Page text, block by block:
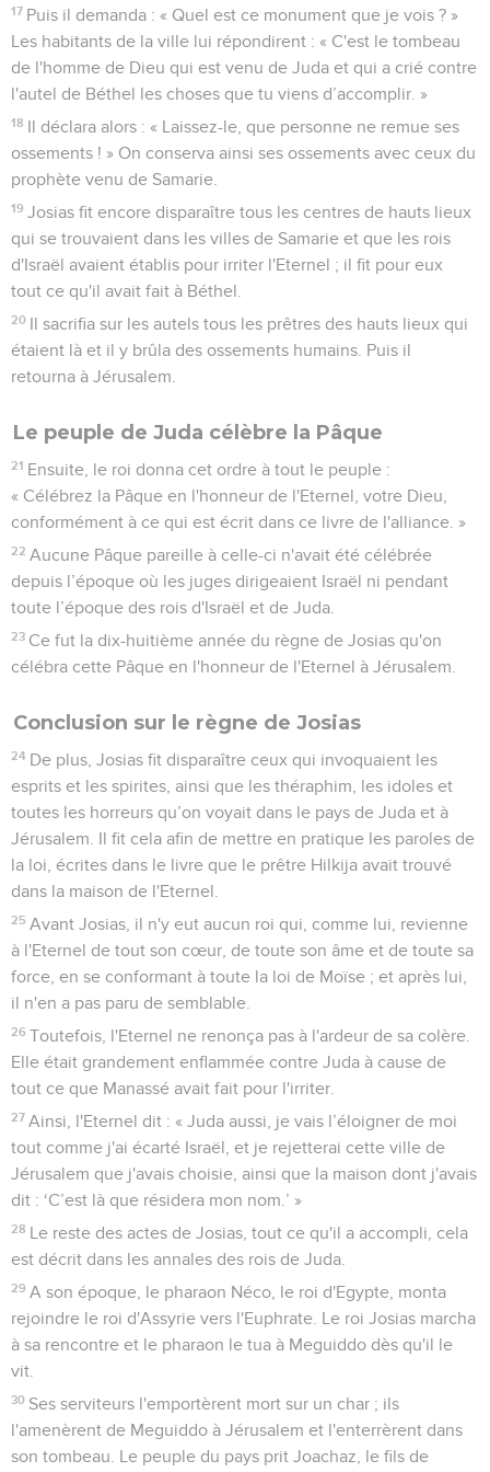
17 Puis il demanda : « Quel est ce monument que je vois ? »
Les habitants de la ville lui répondirent : « C'est le tombeau
de l'homme de Dieu qui est venu de Juda et qui a crié contre
l'autel de Béthel les choses que tu viens d’accomplir. »
18 Il déclara alors : « Laissez-le, que personne ne remue ses
ossements ! » On conserva ainsi ses ossements avec ceux du
prophète venu de Samarie.
19 Josias fit encore disparaître tous les centres de hauts lieux
qui se trouvaient dans les villes de Samarie et que les rois
d'Israël avaient établis pour irriter l'Eternel ; il fit pour eux
tout ce qu'il avait fait à Béthel.
20 Il sacrifia sur les autels tous les prêtres des hauts lieux qui
étaient là et il y brûla des ossements humains. Puis il
retourna à Jérusalem.
Le peuple de Juda célèbre la Pâque
21 Ensuite, le roi donna cet ordre à tout le peuple :
« Célébrez la Pâque en l'honneur de l'Eternel, votre Dieu,
conformément à ce qui est écrit dans ce livre de l'alliance. »
22 Aucune Pâque pareille à celle-ci n'avait été célébrée
depuis l’époque où les juges dirigeaient Israël ni pendant
toute l’époque des rois d'Israël et de Juda.
23 Ce fut la dix-huitième année du règne de Josias qu'on
célébra cette Pâque en l'honneur de l'Eternel à Jérusalem.
Conclusion sur le règne de Josias
24 De plus, Josias fit disparaître ceux qui invoquaient les
esprits et les spirites, ainsi que les théraphim, les idoles et
toutes les horreurs qu’on voyait dans le pays de Juda et à
Jérusalem. Il fit cela afin de mettre en pratique les paroles de
la loi, écrites dans le livre que le prêtre Hilkija avait trouvé
dans la maison de l'Eternel.
25 Avant Josias, il n'y eut aucun roi qui, comme lui, revienne
à l'Eternel de tout son cœur, de toute son âme et de toute sa
force, en se conformant à toute la loi de Moïse ; et après lui,
il n'en a pas paru de semblable.
26 Toutefois, l'Eternel ne renonça pas à l'ardeur de sa colère.
Elle était grandement enflammée contre Juda à cause de
tout ce que Manassé avait fait pour l'irriter.
27 Ainsi, l'Eternel dit : « Juda aussi, je vais l’éloigner de moi
tout comme j'ai écarté Israël, et je rejetterai cette ville de
Jérusalem que j'avais choisie, ainsi que la maison dont j'avais
dit : ‘C’est là que résidera mon nom.’ »
28 Le reste des actes de Josias, tout ce qu'il a accompli, cela
est décrit dans les annales des rois de Juda.
29 A son époque, le pharaon Néco, le roi d'Egypte, monta
rejoindre le roi d'Assyrie vers l'Euphrate. Le roi Josias marcha
à sa rencontre et le pharaon le tua à Meguiddo dès qu'il le
vit.
30 Ses serviteurs l'emportèrent mort sur un char ; ils
l'amenèrent de Meguiddo à Jérusalem et l'enterrèrent dans
son tombeau. Le peuple du pays prit Joachaz, le fils de